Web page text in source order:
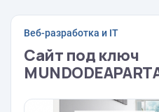
Веб-разработка и IT
Сайт под ключ